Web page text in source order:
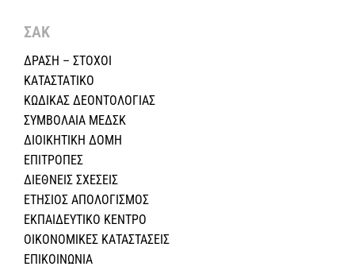
ΣΑΚ
ΔΡΑΣΗ – ΣΤΟΧΟΙ
ΚΑΤΑΣΤΑΤΙΚΟ
ΚΩΔΙΚΑΣ ΔΕΟΝΤΟΛΟΓΙΑΣ
ΣΥΜΒΟΛΑΙΑ ΜΕΔΣΚ
ΔΙΟΙΚΗΤΙΚΗ ΔΟΜΗ
ΕΠΙΤΡΟΠΕΣ
ΔΙΕΘΝΕΙΣ ΣΧΕΣEIΣ
ΕΤΗΣΙΟΣ ΑΠΟΛΟΓΙΣΜΟΣ
ΕΚΠΑΙΔΕΥΤΙΚΟ ΚΕΝΤΡΟ
ΟΙΚΟΝΟΜΙΚΕΣ ΚΑΤΑΣΤΑΣΕΙΣ
ΕΠΙΚΟΙΝΩΝΙΑ